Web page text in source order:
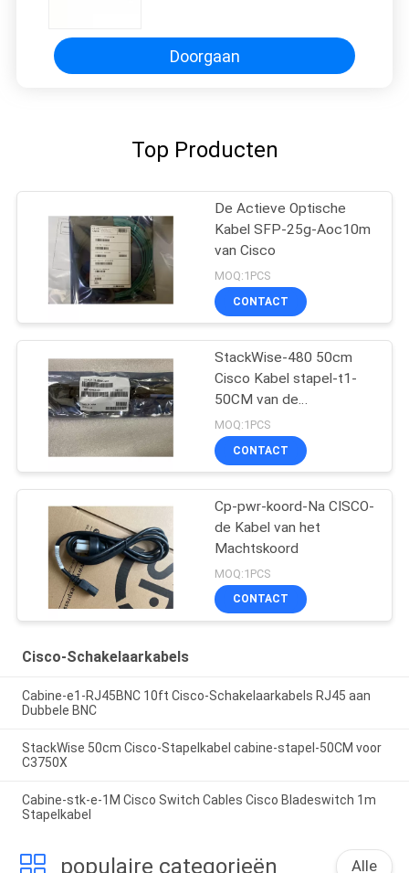
Doorgaan
Top Producten
De Actieve Optische
Kabel SFP-25g-Aoc10m
van Cisco
MOQ:1PCS
CONTACT
StackWise-480 50cm
Cisco Kabel stapel-t1-
50CM van de
Machtsstapel
MOQ:1PCS
CONTACT
Cp-pwr-koord-Na CISCO-
de Kabel van het
Machtskoord
MOQ:1PCS
CONTACT
Cisco-Schakelaarkabels
Cabine-e1-RJ45BNC 10ft Cisco-Schakelaarkabels RJ45 aan
Dubbele BNC
StackWise 50cm Cisco-Stapelkabel cabine-stapel-50CM voor
C3750X
Cabine-stk-e-1M Cisco Switch Cables Cisco Bladeswitch 1m
Stapelkabel
populaire categorieën Alle